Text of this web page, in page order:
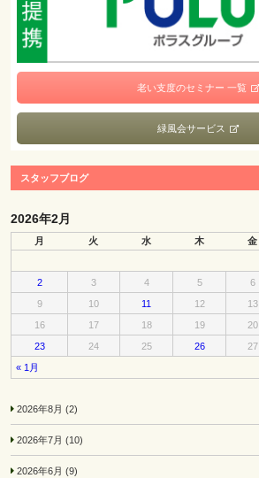
老い支度のセミナー 一覧
緑風会サービス
スタッフブログ
2026年2月
月 火 水 木 金
2
3 4 5 6
9
10 11 12 13
16
17 18 19 20
23
24 25 26 27
« 1月
2026年8月(2)
2026年7月(10)
2026年6月(9)